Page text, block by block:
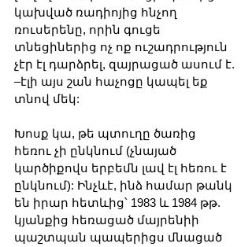
կախված ռադիոյից հնչող
ռուսերենը, որին գուցե
տնեցիներից ոչ ոք ուշադրություն
չէր էլ դարձրել, զայրացած ասում է.
–էլի այս շան հաչոցը կապել եք
տնով մեկ:
Խոսք կա, թե պտուղը ծառից
հեռու չի ընկնում (չնայած
կարծիքովս երբեմն լավ էլ հեռու է
ընկնում): Ինչևէ, ինձ համար թանկ
են իրար հետևից՝ 1983 և 1984 թթ.
կյանքից հեռացած մայրենիի
պաշտպան պապերիցս մնացած